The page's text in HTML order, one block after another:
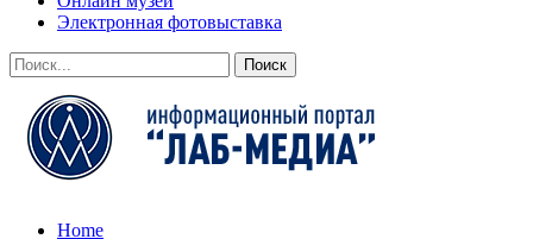
Электронная фотовыставка
Home